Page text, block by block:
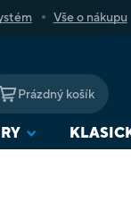
Vše o nákupu
KOŠÍK
Prázdný košík